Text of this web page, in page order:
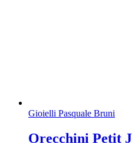
Gioielli Pasquale Bruni
Orecchini Petit